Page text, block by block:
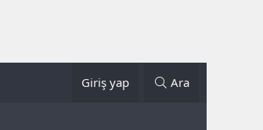
Giriş yap Ara